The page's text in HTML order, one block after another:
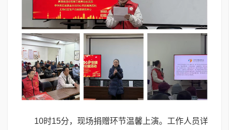
10时15分，现场捐赠环节温馨上演。工作人员详